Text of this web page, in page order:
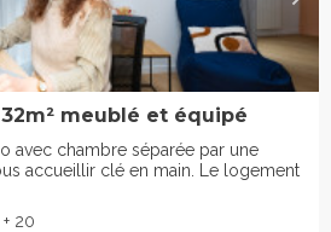
meublé et équipé
avec chambre séparée par une
accueillir clé en main. Le logement
+ 20